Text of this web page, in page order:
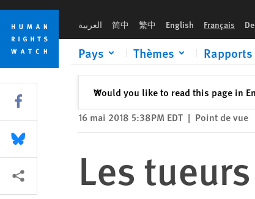
Skip
cookie
privacy
notice
Skip
main
content
العربية 简中 繁中 English Français
Pays Thèmes Rapports
Would you like to read this page in
✕Fermer
16 mai 2018 5:38PM EDT | Point de vue
Les
Share this via Facebook
Share this via Bluesky
Share this via Partagez